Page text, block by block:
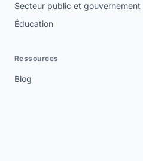
Secteur public et gouvernement
Éducation
Ressources
Blog